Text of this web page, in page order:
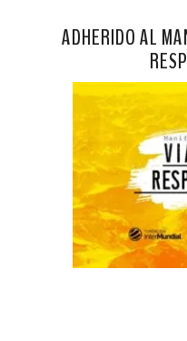
ADHERIDO AL